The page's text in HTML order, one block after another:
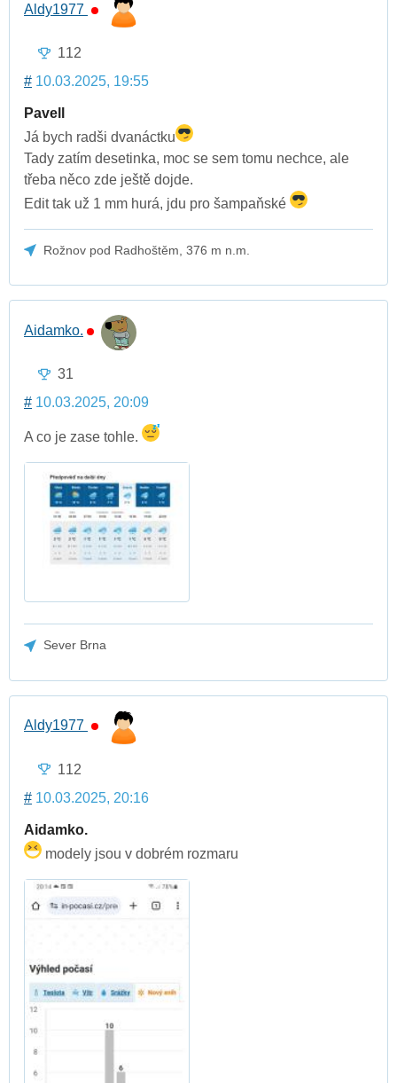
Aldy1977
112
# 10.03.2025, 19:55
Pavell
Já bych radši dvanáctku
Tady zatím desetinka, moc se sem tomu nechce, ale
třeba něco zde ještě dojde.
Edit tak už 1 mm hurá, jdu pro šampaňské
Rožnov pod Radhoštěm, 376 m n.m.
Aidamko.
31
# 10.03.2025, 20:09
A co je zase tohle.
Sever Brna
Aldy1977
112
# 10.03.2025, 20:16
Aidamko.
modely jsou v dobrém rozmaru